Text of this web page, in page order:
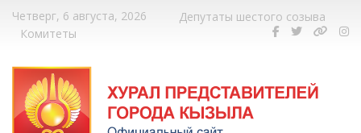
Четверг, 6 августа, 2026
Депутаты шестого созыва
Комитеты